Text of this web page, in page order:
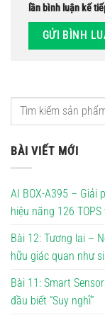
lần bình luận kế
BÀI VIẾT MỚI
AI BOX-A395 – Giải
hiệu năng 126
Bài 12: Tương lai –
hữu giác quan như
Bài 11: Smart
đầu biết “Suy nghĩ”